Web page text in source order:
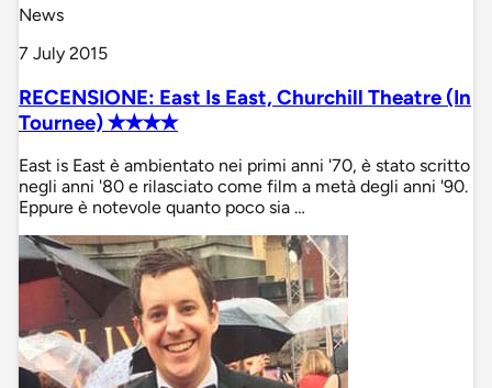
News
7 July 2015
RECENSIONE: East Is East, Churchill Theatre (In
Tournee) ✭✭✭✭
East is East è ambientato nei primi anni '70, è stato scritto
negli anni '80 e rilasciato come film a metà degli anni '90.
Eppure è notevole quanto poco sia …